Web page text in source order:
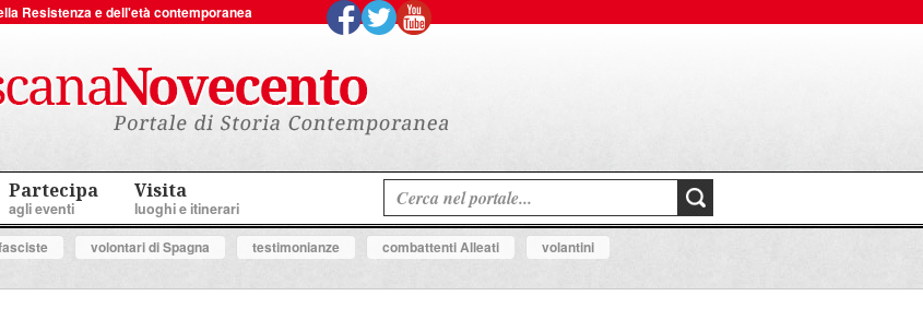
Resistenza e dell'età contemporanea
Partecipa
agli eventi
Visita
luoghi e itinerari
volontari di Spagna testimonianze combattenti Alleati
volantini